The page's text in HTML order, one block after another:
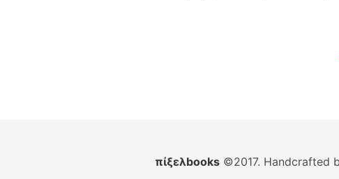
πίξελbooks ©2017. Handcrafted